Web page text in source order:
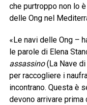
che purtroppo non lo
delle Ong nel
«Le navi delle Ong –
le parole di Elena
assassino(La Nave di
per raccogliere i
incontrano. Questa è
devono arrivare